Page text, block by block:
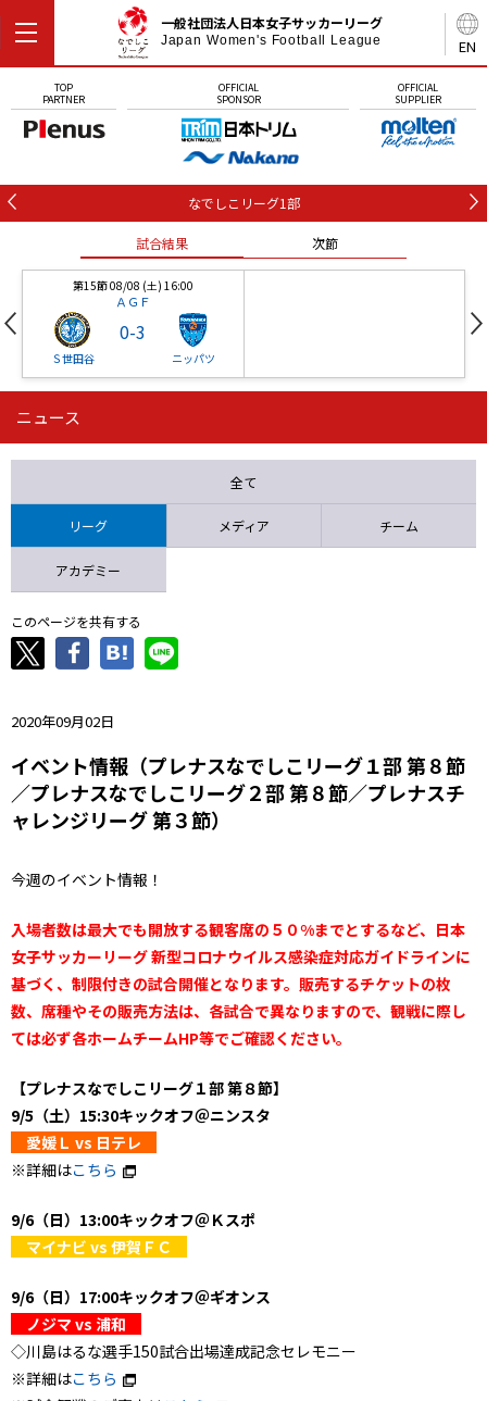
EN
一般社団法人日本女子サッカーリーグ
Japan Women's Football League
TOP
PARTNER
OFFICIAL
SPONSOR
OFFICIAL
SUPPLIER
なでしこリーグ1部
試合結果 次節
第15節 08/08 (土) 16:00
ＡＧＦ
Ｓ世田谷
0-3
ニッパツ
第16節 09/05 (土) 15:00
ニッパツ 石人の星
ニュース
全て
リーグ メディア チーム
アカデミー
このページを共有する
2020年09月02日
イベント情報（プレナスなでしこリーグ１部 第８節
／プレナスなでしこリーグ２部 第８節／プレナスチ
ャレンジリーグ 第３節）
今週のイベント情報！
入場者数は最大でも開放する観客席の５０%までとするなど、日本
女子サッカーリーグ 新型コロナウイルス感染症対応ガイドラインに
基づく、制限付きの試合開催となります。販売するチケットの枚
数、席種やその販売方法は、各試合で異なりますので、観戦に際し
ては必ず各ホームチームHP等でご確認ください。
【プレナスなでしこリーグ１部 第８節】
9/5（土）15:30キックオフ＠ニンスタ
愛媛Ｌ vs 日テレ
※詳細はこちら
9/6（日）13:00キックオフ＠Ｋスポ
マイナビ vs 伊賀ＦＣ
9/6（日）17:00キックオフ＠ギオンス
ノジマ vs 浦和
◇川島はるな選手150試合出場達成記念セレモニー
※詳細はこちら